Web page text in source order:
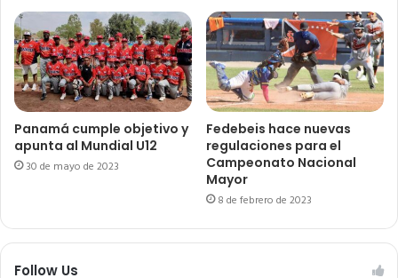
Panamá cumple objetivo y
apunta al Mundial U12
30 de mayo de 2023
Fedebeis hace nuevas
regulaciones para el
Campeonato Nacional
Mayor
8 de febrero de 2023
Follow Us